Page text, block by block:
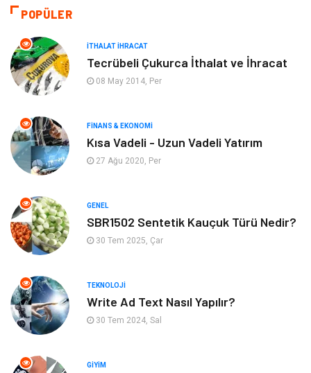
Ulaşım ve Taşımacılık
Bilgisayar ve Yazılım
Emlak
Mobilya
Eğitim Kurumları Tatil
Aksesuar Eğlence
Güzellik
Maden ve Metal
Bahçe Ev
Nakliyat
POPÜLER
İTHALAT İHRACAT
Tecrübeli Çukurca İthalat ve İhracat
08 May 2014, Per
FINANS & EKONOMI
Kısa Vadeli - Uzun Vadeli Yatırım
27 Ağu 2020, Per
GENEL
SBR1502 Sentetik Kauçuk Türü Nedir?
30 Tem 2025, Çar
TEKNOLOJI
Write Ad Text Nasıl Yapılır?
30 Tem 2024, Sal
GIYIM